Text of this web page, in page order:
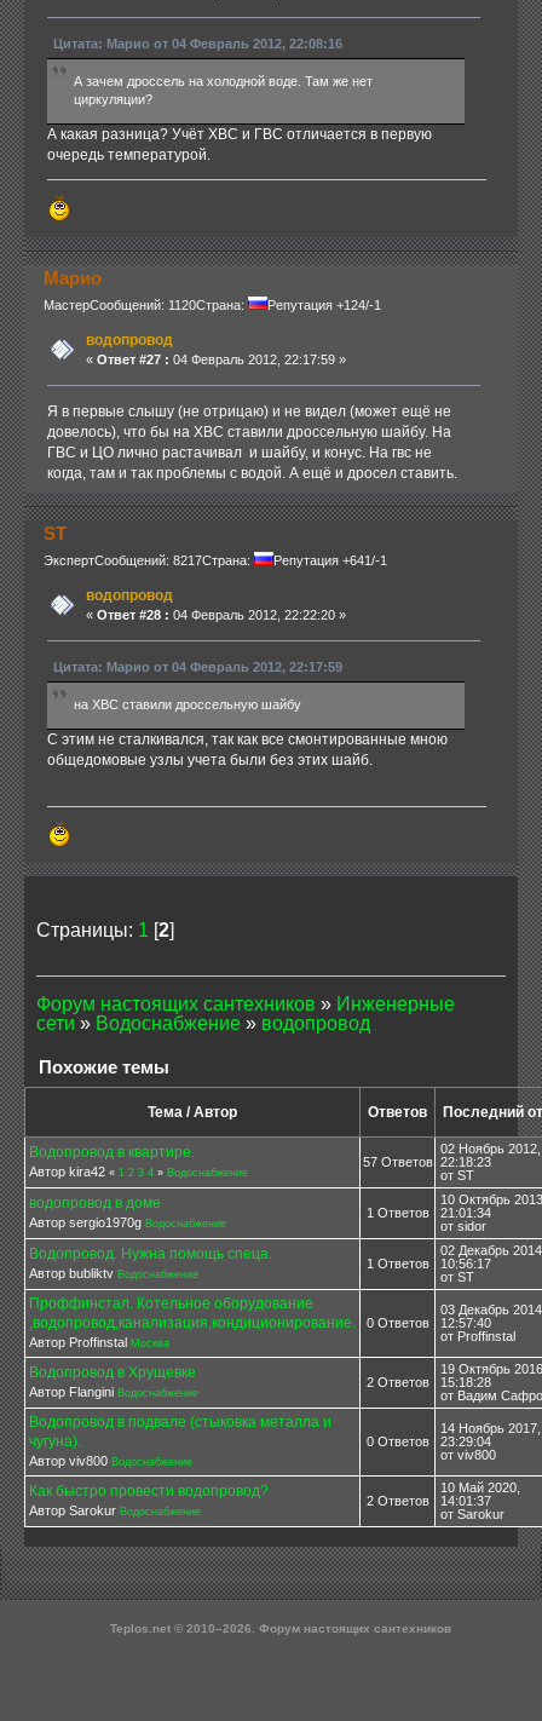
Цитата: Марио от 04 Февраль 2012, 22:08:16
А зачем дроссель на холодной воде. Там же нет
циркуляции?
А какая разница? Учёт ХВС и ГВС отличается в первую
очередь температурой.
Марио
МастерСообщений: 1120Страна: Репутация +124/-1
водопровод
« Ответ #27 : 04 Февраль 2012, 22:17:59 »
Я в первые слышу (не отрицаю) и не видел (может ещё не
довелось), что бы на ХВС ставили дроссельную шайбу. На
ГВС и ЦО лично растачивал и шайбу, и конус. На гвс не
когда, там и так проблемы с водой. А ещё и дросел ставить.
ST
ЭкспертСообщений: 8217Страна: Репутация +641/-1
водопровод
« Ответ #28 : 04 Февраль 2012, 22:22:20 »
Цитата: Марио от 04 Февраль 2012, 22:17:59
на ХВС ставили дроссельную шайбу
С этим не сталкивался, так как все смонтированные мною
общедомовые узлы учета были без этих шайб.
Страницы: 1 [2]
Форум настоящих сантехников » Инженерные
сети » Водоснабжение » водопровод
Похожие темы
Тема / Автор Ответов Последний
Водопровод в квартире.
Автор kira42 « 1 2 3 4 » Водоснабжение
57 Ответов
02 Ноябрь 2012,
22:18:23
от ST
водопровод в доме
Автор sergio1970g Водоснабжение
1 Ответов
10 Октябрь
21:01:34
от sidor
Водопровод. Нужна помощь спеца.
Автор bubliktv Водоснабжение
1 Ответов
02 Декабрь
10:56:17
от ST
Проффинстал. Котельное оборудование
,водопровод,канализация,кондиционирование.
Автор Proffinstal Москва
0 Ответов
03 Декабрь
12:57:40
от Proffinstal
Водопровод в Хрущевке
Автор Flangini Водоснабжение
2 Ответов
19 Октябрь
15:18:28
от Вадим
Водопровод в подвале (стыковка металла и
чугуна).
Автор viv800 Водоснабжение
0 Ответов
14 Ноябрь 2017,
23:29:04
от viv800
Как быстро провести водопровод?
Автор Sarokur Водоснабжение
2 Ответов
10 Май 2020,
14:01:37
от Sarokur
Teplos.net © 2010–2026. Форум настоящих сантехников